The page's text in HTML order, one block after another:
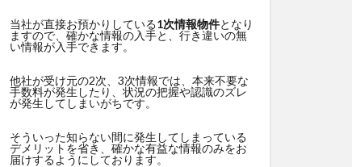
当社が直接お預かりしている1次情報物件となり
ますので、確かな情報の入手と、行き違いの無
い情報が入手できます。
他社が受け元の2次、3次情報では、本来不要な
手数料が発生したり、状況の把握や認識のズレ
が発生してしまいがちです。
そういった知らない間に発生してしまっている
デメリットを省き、確かな有益な情報のみをお
届けするようにしております。